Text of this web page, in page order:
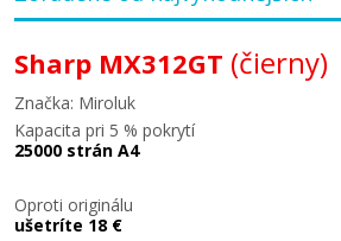
Sharp MX312GT (čierny)
Značka: Miroluk
Kapacita pri 5 % pokrytí
25000 strán A4
Oproti originálu
ušetríte 18 €